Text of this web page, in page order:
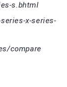
s.bhtml
x-series-
compare